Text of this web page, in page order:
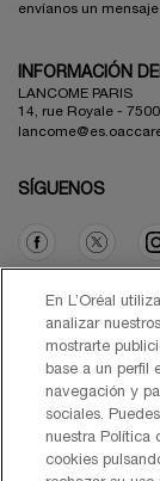
envíanos un
INFORMACIÓN
LANCOME PARIS
14, rue Royale -
SÍGUENOS
Opción de
€ - ES (ES)
En L’Oréal
analizar
mostrarte
base a un perfil
navegación y
sociales.
nuestra Política
cookies